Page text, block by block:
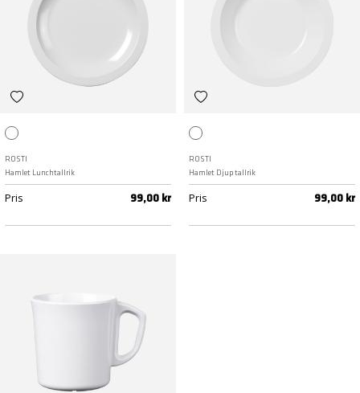
ROSTI
Hamlet Lunchtallrik
Pris 99,00 kr
ROSTI
Hamlet Djup tallrik
Pris 99,00 kr